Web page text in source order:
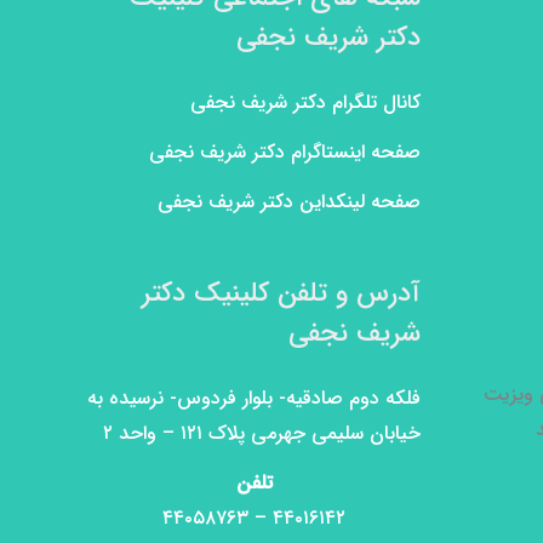
ویزیت
دکتر شریف نجفی
کانال تلگرام دکتر شریف نجفی
صفحه اینستاگرام دکتر شریف نجفی
صفحه لینکداین دکتر شریف نجفی
آدرس و تلفن کلینیک دکتر
شریف نجفی
فلکه دوم صادقیه- بلوار فردوس- نرسیده به
خیابان سلیمی جهرمی پلاک ۱۲۱ – واحد ۲
تلفن
۴۴۰۱۶۱۴۲ – ۴۴۰۵۸۷۶۳